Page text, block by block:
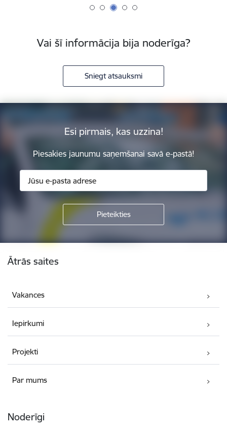
Vai šī informācija bija noderīga?
Sniegt atsauksmi
Esi pirmais, kas uzzina!
Piesakies jaunumu saņemšanai savā e-pastā!
Ātrās saites
Vakances
Iepirkumi
Projekti
Par mums
Noderīgi